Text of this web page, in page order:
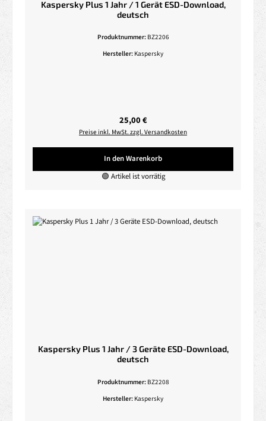
Kaspersky Plus 1 Jahr / 1 Gerät ESD-Download,
deutsch
Produktnummer: BZ2206
Hersteller: Kaspersky
Regulärer Preis:
25,00 €
Preise inkl. MwSt. zzgl. Versandkosten
In den Warenkorb
🟢 Artikel ist vorrätig
Kaspersky Plus 1 Jahr / 3 Geräte ESD-Download,
deutsch
Produktnummer: BZ2208
Hersteller: Kaspersky